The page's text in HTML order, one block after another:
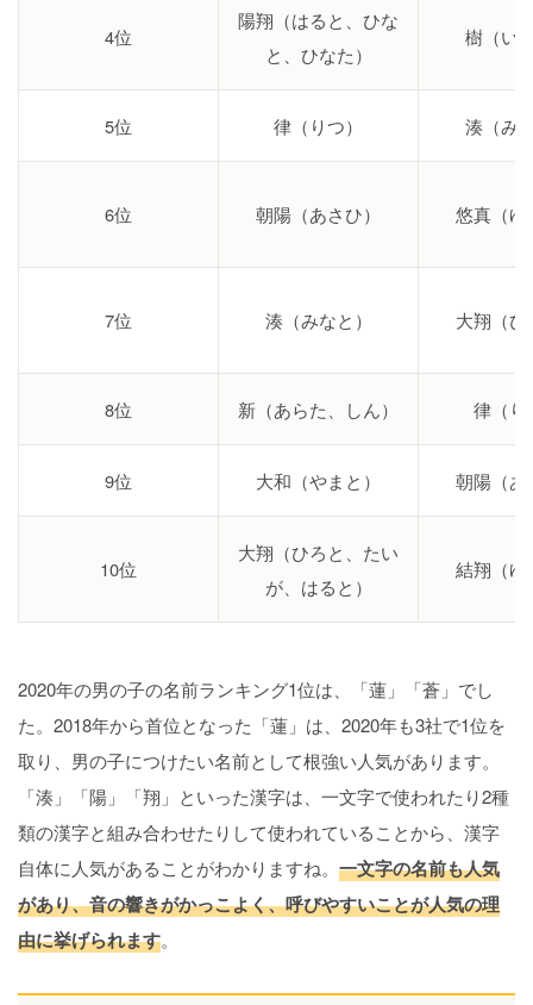
4位
陽翔（はると、ひな
と、ひなた）
樹（い
5位 律（りつ） 湊（み
6位 朝陽（あさひ） 悠真（ゆ
7位 湊（みなと） 大翔（ひ
8位 新（あらた、しん） 律（り
9位 大和（やまと） 朝陽（あ
10位
大翔（ひろと、たい
が、はると）
結翔（ゆ
2020年の男の子の名前ランキング1位は、「蓮」「蒼」でし
た。2018年から首位となった「蓮」は、2020年も3社で1位を
取り、男の子につけたい名前として根強い人気があります。
「湊」「陽」「翔」といった漢字は、一文字で使われたり2種
類の漢字と組み合わせたりして使われていることから、漢字
自体に人気があることがわかりますね。 一文字の名前も人気
があり、音の響きがかっこよく、呼びやすいことが人気の理
由に挙げられます。